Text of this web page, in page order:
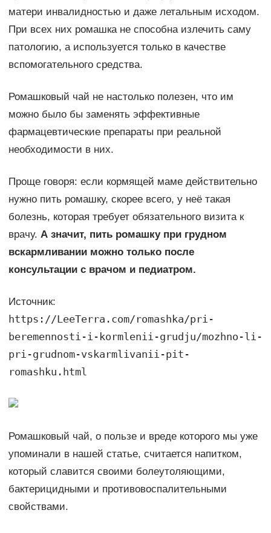
матери инвалидностью и даже летальным исходом.
При всех них ромашка не способна излечить саму
патологию, а используется только в качестве
вспомогательного средства.
Ромашковый чай не настолько полезен, что им
можно было бы заменять эффективные
фармацевтические препараты при реальной
необходимости в них.
Проще говоря: если кормящей маме действительно
нужно пить ромашку, скорее всего, у неё такая
болезнь, которая требует обязательного визита к
врачу. А значит, пить ромашку при грудном
вскармливании можно только после
консультации с врачом и педиатром.
Источник:
https://LeeTerra.com/romashka/pri-
beremennosti-i-kormlenii-grudju/mozhno-li-
pri-grudnom-vskarmlivanii-pit-
romashku.html
Ромашковый чай, о пользе и вреде которого мы уже
упоминали в нашей статье, считается напитком,
который славится своими болеутоляющими,
бактерицидными и противовоспалительными
свойствами.